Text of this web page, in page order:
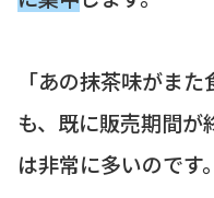
「あの抹茶味がま
も、既に販売期間が
は非常に多いのです。